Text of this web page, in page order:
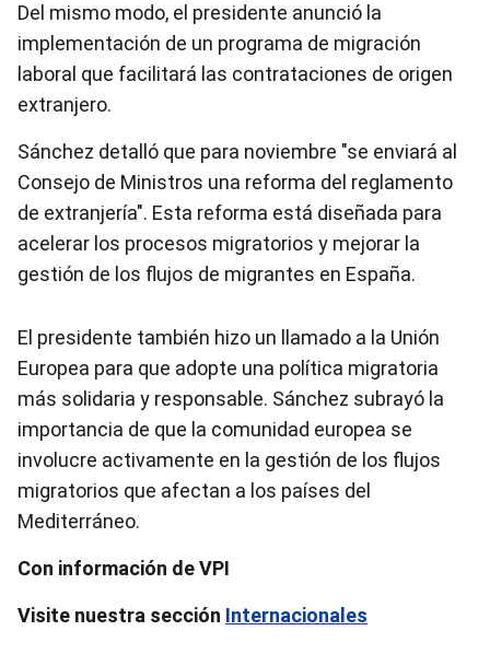
Del mismo modo, el presidente anunció la
implementación de un programa de migración
laboral que facilitará las contrataciones de origen
extranjero.
Sánchez detalló que para noviembre "se enviará al
Consejo de Ministros una reforma del reglamento
de extranjería". Esta reforma está diseñada para
acelerar los procesos migratorios y mejorar la
gestión de los flujos de migrantes en España.
El presidente también hizo un llamado a la Unión
Europea para que adopte una política migratoria
más solidaria y responsable. Sánchez subrayó la
importancia de que la comunidad europea se
involucre activamente en la gestión de los flujos
migratorios que afectan a los países del
Mediterráneo.
Con información de VPI
Visite nuestra sección Internacionales